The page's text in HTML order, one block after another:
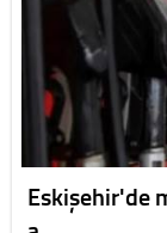
Eskişehir'de